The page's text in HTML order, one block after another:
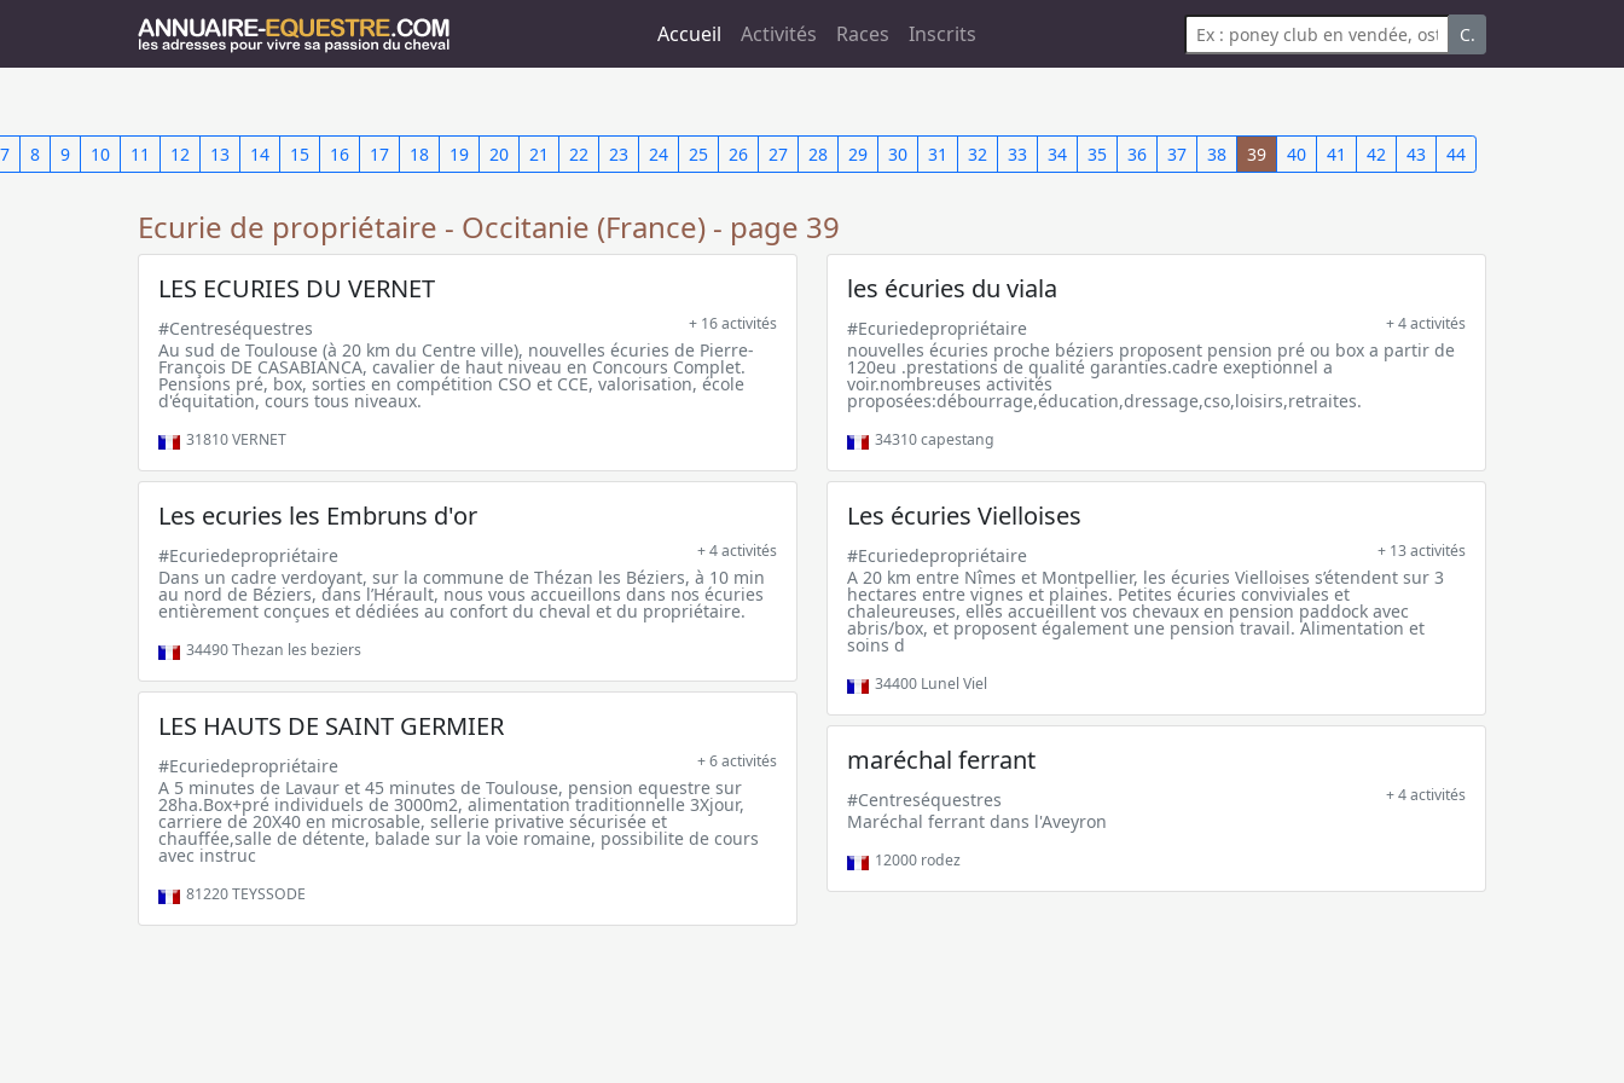
Accueil Activités Races Inscrits C.
7 8 9 10 11 12 13 14 15 16 17 18 19 20 21 22 23 24 25 26 27 28 29 30 31 32 33 34 35 36 37 38 39 40 41 42 43 44
Ecurie de propriétaire - Occitanie (France) - page 39
LES ECURIES DU VERNET
#Centreséquestres + 16 activités
Au sud de Toulouse (à 20 km du Centre ville), nouvelles écuries de Pierre-
François DE CASABIANCA, cavalier de haut niveau en Concours Complet.
Pensions pré, box, sorties en compétition CSO et CCE, valorisation, école
d'équitation, cours tous niveaux.
31810VERNET
les écuries du viala
#Ecuriedepropriétaire + 4 activités
nouvelles écuries proche béziers proposent pension pré ou box a partir de
120eu .prestations de qualité garanties.cadre exeptionnel a
voir.nombreuses activités
proposées:débourrage,éducation,dressage,cso,loisirs,retraites.
34310capestang
Les ecuries les Embruns d'or
#Ecuriedepropriétaire + 4 activités
Dans un cadre verdoyant, sur la commune de Thézan les Béziers, à 10 min
au nord de Béziers, dans l’Hérault, nous vous accueillons dans nos écuries
entièrement conçues et dédiées au confort du cheval et du propriétaire.
34490Thezan les beziers
Les écuries Vielloises
#Ecuriedepropriétaire + 13 activités
A 20 km entre Nîmes et Montpellier, les écuries Vielloises s’étendent sur 3
hectares entre vignes et plaines. Petites écuries conviviales et
chaleureuses, elles accueillent vos chevaux en pension paddock avec
abris/box, et proposent également une pension travail. Alimentation et
soins d
34400 Lunel Viel
LES HAUTS DE SAINT GERMIER
#Ecuriedepropriétaire + 6 activités
A 5 minutes de Lavaur et 45 minutes de Toulouse, pension equestre sur
28ha.Box+pré individuels de 3000m2, alimentation traditionnelle 3Xjour,
carriere de 20X40 en microsable, sellerie privative sécurisée et
chauffée,salle de détente, balade sur la voie romaine, possibilite de cours
avec instruc
81220TEYSSODE
maréchal ferrant
#Centreséquestres + 4 activités
Maréchal ferrant dans l'Aveyron
12000 rodez